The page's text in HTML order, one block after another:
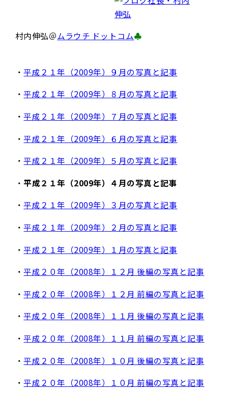
村内伸弘＠ムラウチ ドットコム♣
・平成２１年（2009年）９月の写真と記事
・平成２１年（2009年）８月の写真と記事
・平成２１年（2009年）７月の写真と記事
・平成２１年（2009年）６月の写真と記事
・平成２１年（2009年）５月の写真と記事
・ 平成２１年（2009年）４月の写真と記事
・平成２１年（2009年）３月の写真と記事
・平成２１年（2009年）２月の写真と記事
・平成２１年（2009年）１月の写真と記事
・平成２０年（2008年）１２月 後編の写真と記事
・平成２０年（2008年）１２月 前編の写真と記事
・平成２０年（2008年）１１月 後編の写真と記事
・平成２０年（2008年）１１月 前編の写真と記事
・平成２０年（2008年）１０月 後編の写真と記事
・平成２０年（2008年）１０月 前編の写真と記事